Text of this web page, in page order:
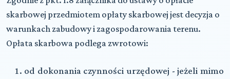
skarbowej przedmiotem opłaty skarbowej jest decyzja o
warunkach zabudowy i zagospodarowania terenu.
Opłata skarbowa podlega zwrotowi:
od dokonania czynności urzędowej - jeżeli mimo